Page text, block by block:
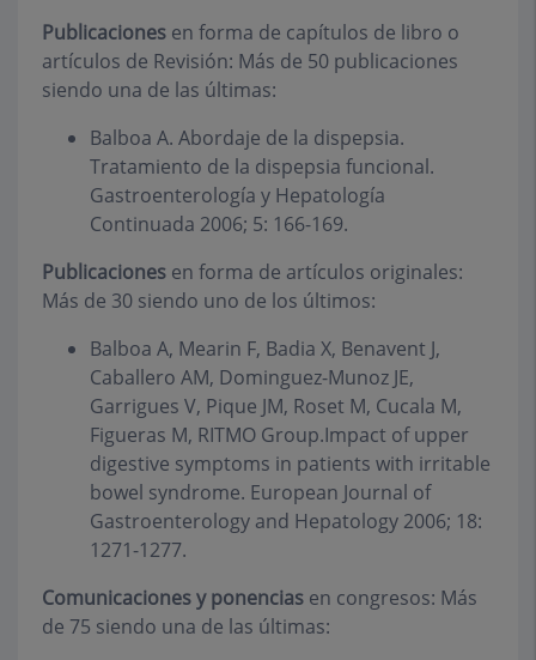
Publicaciones en forma de capítulos de libro o
artículos de Revisión: Más de 50 publicaciones
siendo una de las últimas:
Balboa A. Abordaje de la dispepsia.
Tratamiento de la dispepsia funcional.
Gastroenterología y Hepatología
Continuada 2006; 5: 166-169.
Publicaciones en forma de artículos originales:
Más de 30 siendo uno de los últimos:
Balboa A, Mearin F, Badia X, Benavent J,
Caballero AM, Dominguez-Munoz JE,
Garrigues V, Pique JM, Roset M, Cucala M,
Figueras M, RITMO Group.Impact of upper
digestive symptoms in patients with irritable
bowel syndrome. European Journal of
Gastroenterology and Hepatology 2006; 18:
1271-1277.
Comunicaciones y ponencias en congresos: Más
de 75 siendo una de las últimas: